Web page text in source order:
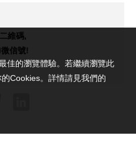
維碼,
信號!
佳的瀏覽體驗。若繼續瀏覽此
Cookies。詳情請見我們的